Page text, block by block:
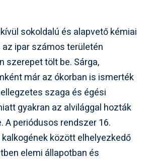
sokoldalú és alapvető kémiai
az ipar számos területén
szerepet tölt be. Sárga,
már az ókorban is ismerték
szaga és égési
gyakran az alvilággal hozták
A periódusos rendszer 16.
között elhelyezkedő
elemi állapotban és